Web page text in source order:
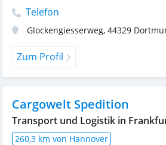
Telefon
Glockengiesserweg, 44329
Zum Profil
Cargowelt Spedition
Transport und Logistik in
260,3 km von Hannover